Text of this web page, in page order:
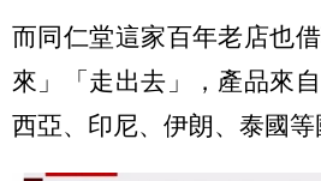
而同仁堂這家百年老店也
來」「走出去」，產品來
西亞、印尼、伊朗、泰國等